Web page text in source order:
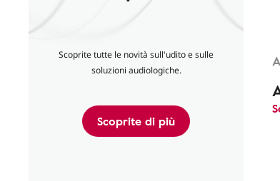
Scoprite tutte le novità sull'udito e sulle
soluzioni audiologiche.
Scoprite di più